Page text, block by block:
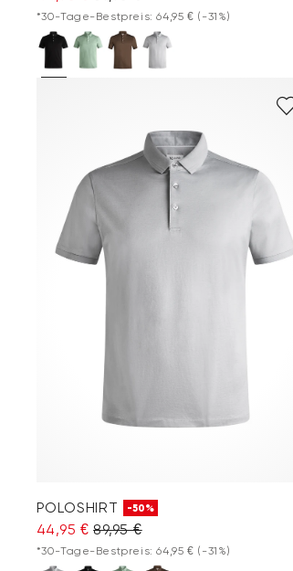
*30-Tage-Bestpreis: 64,95 € (-31%)
POLOSHIRT -50%
44,95 € 89,95 €
*30-Tage-Bestpreis: 64,95 € (-31%)